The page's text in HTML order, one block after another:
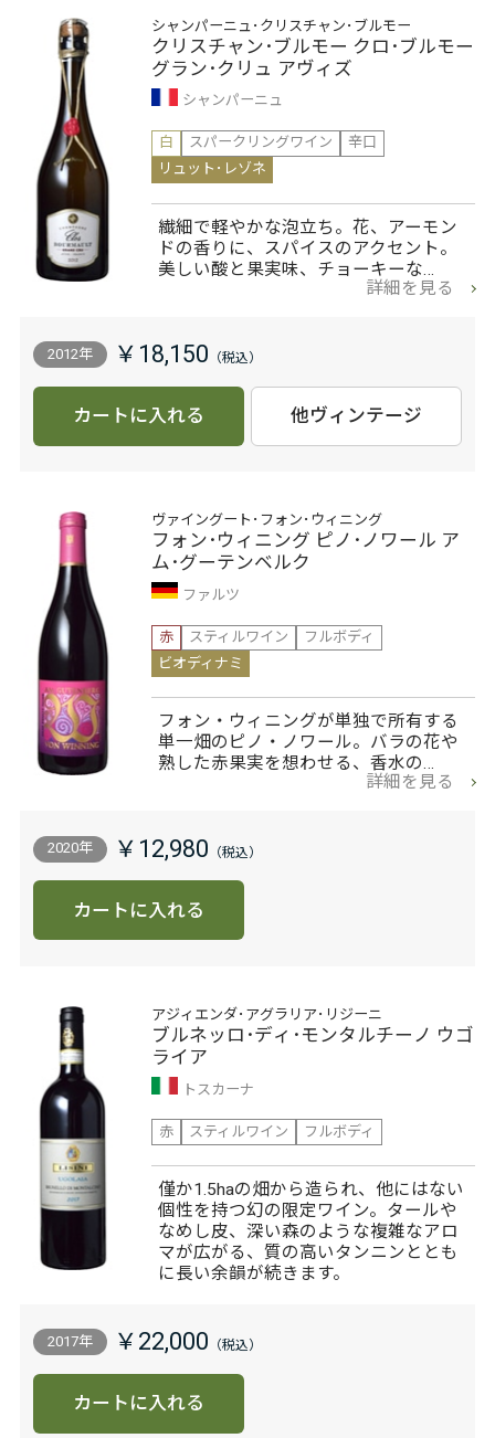
シャンパーニュ･クリスチャン･ブルモー
クリスチャン･ブルモー クロ･ブルモー
グラン･クリュ アヴィズ
シャンパーニュ
白
スパークリングワイン
辛口
リュット･レゾネ
繊細で軽やかな泡立ち。花、アーモン
ドの香りに、スパイスのアクセント。
美しい酸と果実味、チョーキーな…
詳細を見る
2012年 ￥18,150
カートに入れる 他ヴィンテージ
ヴァイングート･フォン･ウィニング
フォン･ウィニング ピノ･ノワール ア
ム･グーテンベルク
ファルツ
赤
スティルワイン
フルボディ
ビオディナミ
フォン・ウィニングが単独で所有する
単一畑のピノ・ノワール。バラの花や
熟した赤果実を想わせる、香水の…
詳細を見る
2020年 ￥12,980
カートに入れる
アジィエンダ･アグラリア･リジーニ
ブルネッロ･ディ･モンタルチーノ ウゴ
ライア
トスカーナ
赤
スティルワイン フルボディ
僅か1.5haの畑から造られ、他にはない
個性を持つ幻の限定ワイン。タールや
なめし皮、深い森のような複雑なアロ
マが広がる、質の高いタンニンととも
に長い余韻が続きます。
2017年 ￥22,000
カートに入れる